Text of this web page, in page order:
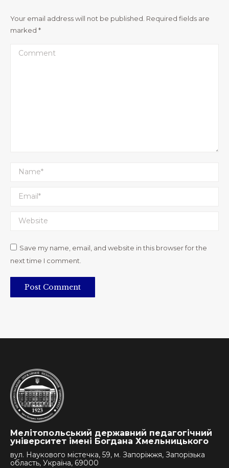
Your email address will not be published. Required fields are
marked *
Comment
Name *
Email *
Website
Save my name, email, and website in this browser for the
next time I comment.
Post Comment
Мелітопольський державний педагогічний
університет імені Богдана Хмельницького
вул. Наукового містечка, 59, м. Запоріжжя, Запорізька
область, Україна, 69000